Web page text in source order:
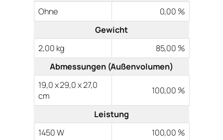
Ohne
0,00 %
Gewicht
2,00 kg
85,00 %
Abmessungen (Außenvolumen)
19,0 x 29,0 x 27,0
cm
100,00 %
Leistung
1450 W
100,00 %